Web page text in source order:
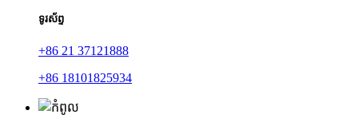
ទូរស័ព្ទ
+86 21 37121888
+86 18101825934